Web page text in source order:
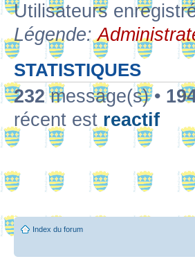
Utilisateurs
Légende:
STATISTIQUES
232message(s) •
récent est reactif
Index du forum